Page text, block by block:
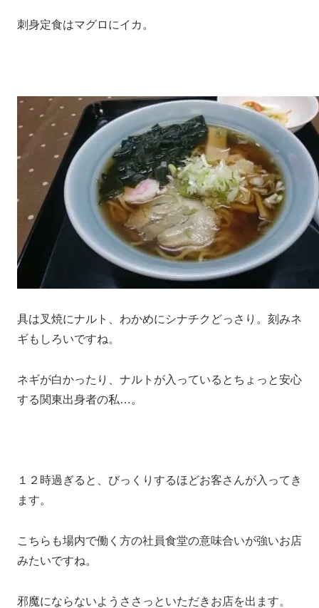
刺身定食はマグロにイカ。
具は叉焼にナルト、わかめにシナチクどっさり。刻みネ
ギもしろいですね。
ネギが白かったり、ナルトが入っているとちょっと安心
する関東出身者の私…。
１２時過ぎると、びっくりするほどお客さんが入ってき
ます。
こちらも場内で働く方の社員食堂の意味合いが強いお店
みたいですね。
邪魔にならないようささっといただきお店を出ます。